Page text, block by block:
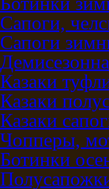
Сапоги,
Сапоги
Казаки
Казаки
Казаки
Чопперы,
Ботинки